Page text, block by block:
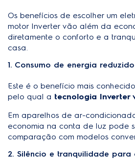
Os benefícios de escolher um
motor Inverter vão além da
diretamente o conforto e a
casa.
1. Consumo de energia reduzido
Este é o benefício mais
pelo qual a tecnologia Inverter
Em aparelhos de ar-
economia na conta de luz pode
comparação com modelos
2. Silêncio e tranquilidade para